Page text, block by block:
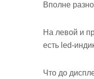
Вполне
На левой и
есть led-
Что до